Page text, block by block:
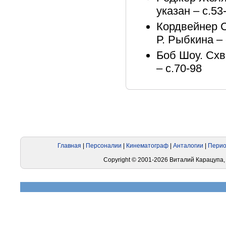
указан –
Кордвейнер
Р. Рыбкина –
Боб Шоу.
– с.70-98